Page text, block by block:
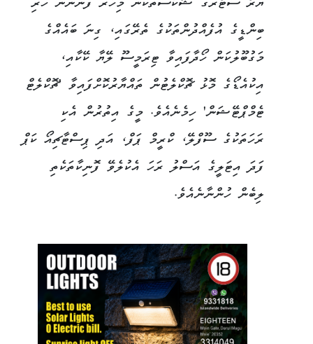
ޔޫރޯ ސްޓޯރުގެ ޝޯކޭސްތަކުން މިހާރު ފެންނަން ހުރި
ބިންޑީގެ އުފެއްދުންތަކުގެ ތެރޭގައި، ގިނަ ބައެއްގެ
މަގުބޫލުކަން ހޯދާފައިވާ ޓިރަމީސޫ ލޭޔާ ކޭކާއި،
އިކުއެޑޯގެ މޮޅު ޗޮކްލެޓުން ތައްޔާރުކޮށްފައިވާ 'ޗޮކްލެޓް
ޓެމްޕްޓޭޝަން' ހިމެނެއެވެ. މީގެ އިތުރުން އެކި
ރަހަތަކުގެ ސޫފްލޭ، ކްރީމް ޕަފް، އަދި ޕިސްޓާޗިއޯ ކަޕް
ފަދަ އިޓަލީގެ އަސްލު ރަހަ އެކުލެވޭ ފޮނިކާތަކެތި
ލިބެން ހުންނާނެއެވެ.